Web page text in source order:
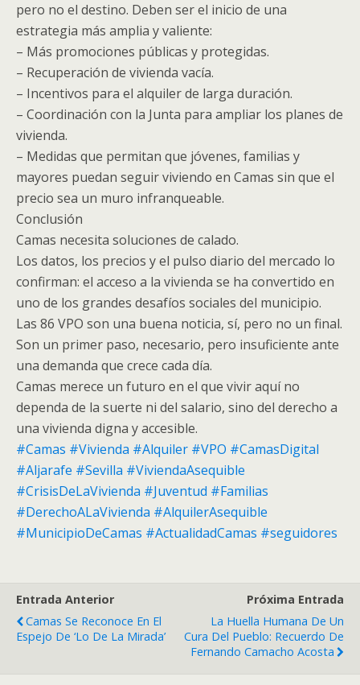
pero no el destino. Deben ser el inicio de una
estrategia más amplia y valiente:
– Más promociones públicas y protegidas.
– Recuperación de vivienda vacía.
– Incentivos para el alquiler de larga duración.
– Coordinación con la Junta para ampliar los planes de
vivienda.
– Medidas que permitan que jóvenes, familias y
mayores puedan seguir viviendo en Camas sin que el
precio sea un muro infranqueable.
Conclusión
Camas necesita soluciones de calado.
Los datos, los precios y el pulso diario del mercado lo
confirman: el acceso a la vivienda se ha convertido en
uno de los grandes desafíos sociales del municipio.
Las 86 VPO son una buena noticia, sí, pero no un final.
Son un primer paso, necesario, pero insuficiente ante
una demanda que crece cada día.
Camas merece un futuro en el que vivir aquí no
dependa de la suerte ni del salario, sino del derecho a
una vivienda digna y accesible.
#Camas #Vivienda #Alquiler #VPO #CamasDigital
#Aljarafe #Sevilla #ViviendaAsequible
#CrisisDeLaVivienda #Juventud #Familias
#DerechoALaVivienda #AlquilerAsequible
#MunicipioDeCamas #ActualidadCamas #seguidores
Entrada Anterior
Camas Se Reconoce En El
Espejo De ‘Lo De La Mirada’
Próxima Entrada
La Huella Humana De Un
Cura Del Pueblo: Recuerdo De
Fernando Camacho Acosta